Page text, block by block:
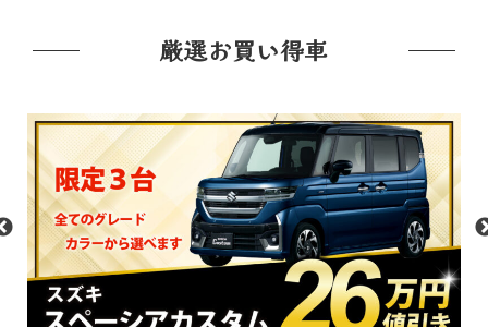
厳選お買い得車